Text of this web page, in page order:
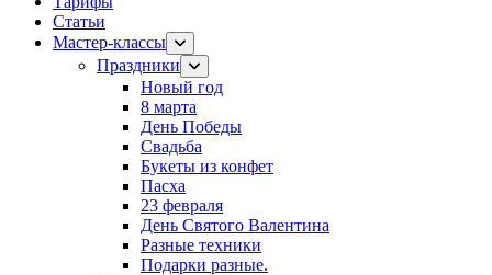
Статьи
Мастер-классы
Праздники
Новый год
8 марта
День Победы
Свадьба
Букеты из конфет
Пасха
23 февраля
День Святого Валентина
Разные техники
Подарки разные.